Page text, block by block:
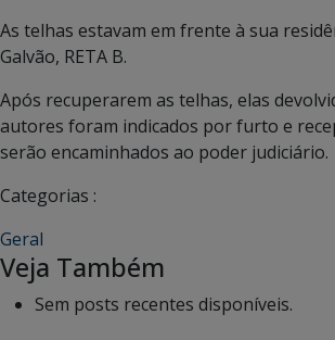
As telhas estavam em frente à sua
Galvão, RETA B.
Após recuperarem as telhas, elas
autores foram indicados por furto e
serão encaminhados ao poder judiciário.
Categorias :
Geral
Veja Também
Sem posts recentes disponíveis.